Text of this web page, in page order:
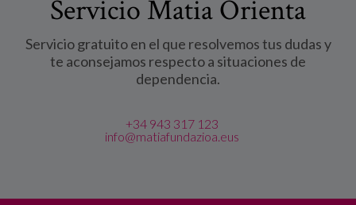
Servicio Matia Orienta
Servicio gratuito en el que resolvemos tus dudas y
te aconsejamos respecto a situaciones de
dependencia.
+34 943 317 123
info@matiafundazioa.eus